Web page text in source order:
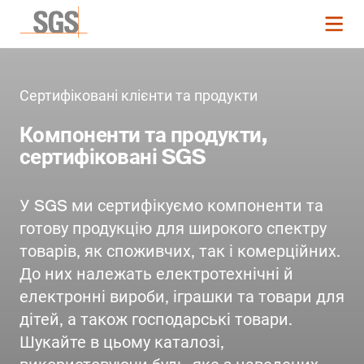
Сертифіковані клієнти та продукти
Компоненти та продукти,
сертифіковані SGS
У SGS ми сертифікуємо компоненти та
готову продукцію для широкого спектру
товарів, як споживчих, так і комерційних.
До них належать електротехнічні й
електронні вироби, іграшки та товари для
дітей, а також господарські товари.
Шукайте в цьому каталозі,